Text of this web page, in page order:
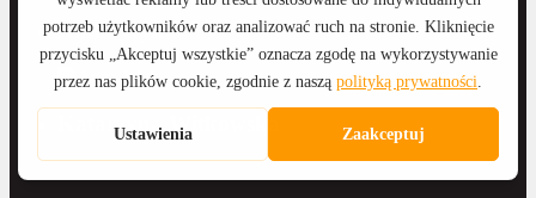
Anna Wyka
Katarzyna Witkowska